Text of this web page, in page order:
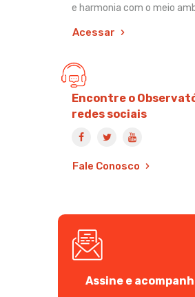
e harmonia com o meio
Acessar
Encontre o
redes sociais
Fale Conosco
Assine e